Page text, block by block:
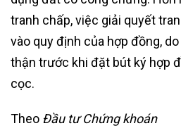
tranh chấp, việc giải quyết
vào quy định của hợp đồng,
thận trước khi đặt bút ký hợp
cọc.
Theo Đầu tư Chứng khoán